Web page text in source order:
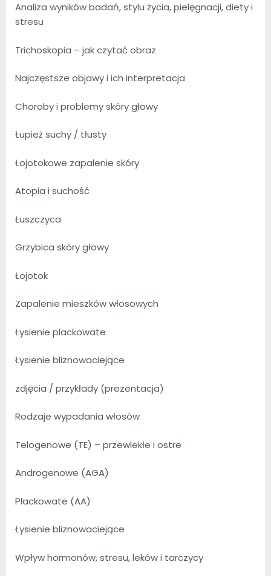
Analiza wyników badań, stylu życia, pielęgnacji, diety i
stresu
Trichoskopia – jak czytać obraz
Najczęstsze objawy i ich interpretacja
Choroby i problemy skóry głowy
Łupież suchy / tłusty
Łojotokowe zapalenie skóry
Atopia i suchość
Łuszczyca
Grzybica skóry głowy
Łojotok
Zapalenie mieszków włosowych
Łysienie plackowate
Łysienie bliznowaciejące
zdjęcia / przykłady (prezentacja)
Rodzaje wypadania włosów
Telogenowe (TE) – przewlekłe i ostre
Androgenowe (AGA)
Plackowate (AA)
Łysienie bliznowaciejące
Wpływ hormonów, stresu, leków i tarczycy